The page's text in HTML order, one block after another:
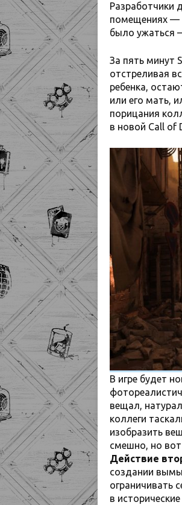
Разработчики
помещениях —
было ужаться
За пять минут
отстреливая
ребенка,
или его мать,
порицания
в новой Call of
В игре будет
вещал,
коллеги
изобразить
смешно, но
Действие
создании
ограничивать
в